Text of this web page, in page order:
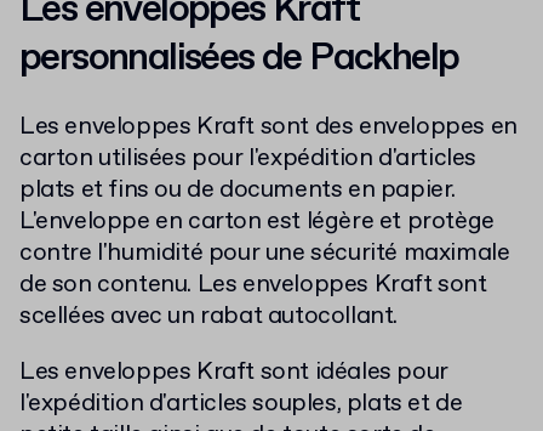
personnalisées de Packhelp
Les enveloppes Kraft sont des enveloppes en
carton utilisées pour l'expédition d'articles
plats et fins ou de documents en papier.
L'enveloppe en carton est légère et protège
contre l'humidité pour une sécurité maximale
de son contenu. Les enveloppes Kraft sont
scellées avec un rabat autocollant.
Les enveloppes Kraft sont idéales pour
l'expédition d'articles souples, plats et de